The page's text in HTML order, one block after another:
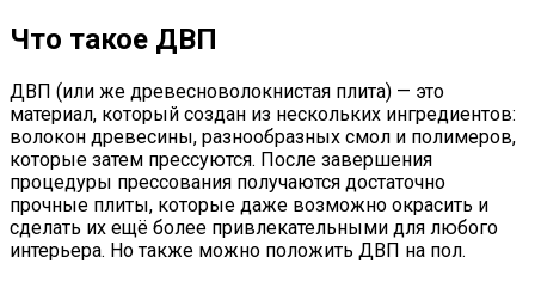
Что такое ДВП
ДВП (или же древесноволокнистая плита) — это
материал, который создан из нескольких ингредиентов:
волокон древесины, разнообразных смол и полимеров,
которые затем прессуются. После завершения
процедуры прессования получаются достаточно
прочные плиты, которые даже возможно окрасить и
сделать их ещё более привлекательными для любого
интерьера. Но также можно положить ДВП на пол.